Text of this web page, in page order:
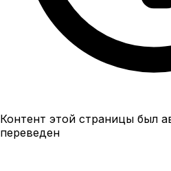
Контент этой страницы был
переведен